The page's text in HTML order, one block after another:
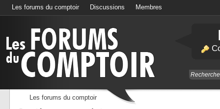
Les forums du comptoir Discussions Membres
Les forums du comptoir